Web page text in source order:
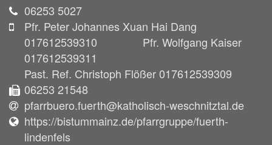
06253 5027
Pfr. Peter Johannes Xuan Hai Dang
017612539310 Pfr. Wolfgang Kaiser
017612539311
Past. Ref. Christoph Flößer 017612539309
06253 21548
pfarrbuero.fuerth@katholisch-weschnitztal.de
https://bistummainz.de/pfarrgruppe/fuerth-
lindenfels